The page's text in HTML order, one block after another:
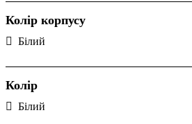
Колір корпусу
Білий
Колір
Білий